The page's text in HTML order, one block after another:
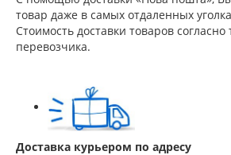
товар даже в самых отдаленных
Стоимость доставки товаров
перевозчика.
Доставка курьером по адресу